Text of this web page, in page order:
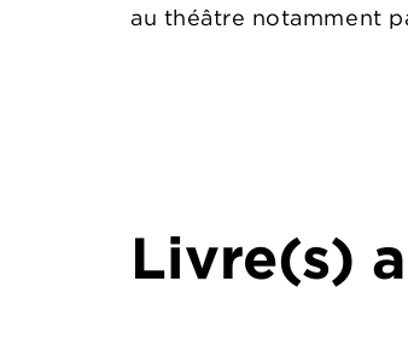
au théâtre notamment
Livre(s)